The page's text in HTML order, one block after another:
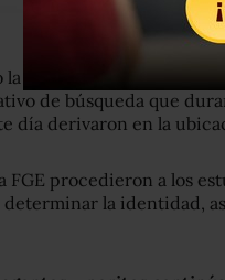
denuncia por
de búsqueda que
día derivaron en la
FGE procedieron a los
la identidad,